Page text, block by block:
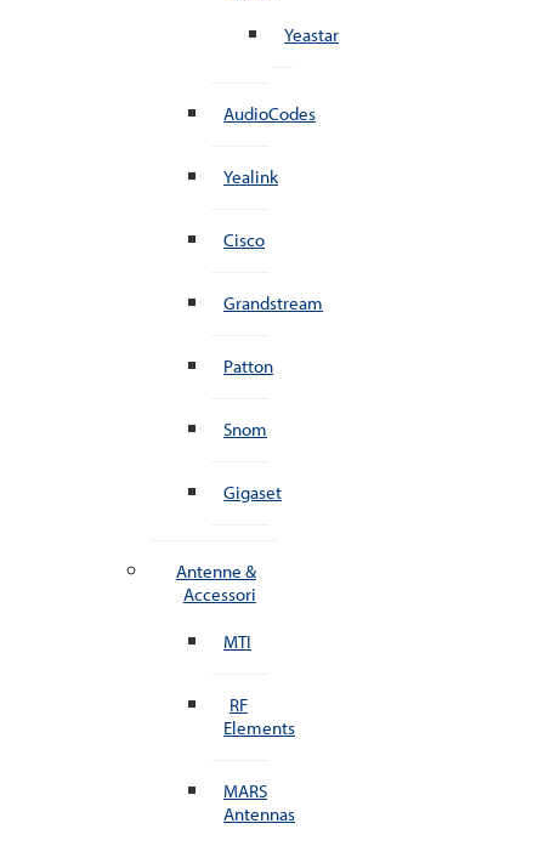
Yeastar
AudioCodes
Yealink
Cisco
Grandstream
Patton
Snom
Gigaset
Antenne &
Accessori
MTI
RF
Elements
MARS
Antennas